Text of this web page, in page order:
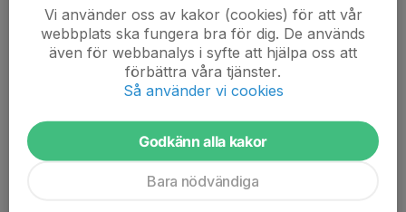
Policy för Tumba innebandysektion
Generella riktlinjer inom Tumba innebandysektion
Värvningspolicy
Tumba GoIF innebandysektion har skrivit på en värvningspolicy
Vi använder oss av kakor (cookies) för att vår
webbplats ska fungera bra för dig. De används
även för webbanalys i syfte att hjälpa oss att
förbättra våra tjänster.
Så använder vi cookies
Godkänn alla kakor
Bara nödvändiga